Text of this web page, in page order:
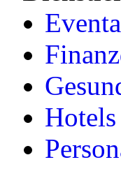
Hotels